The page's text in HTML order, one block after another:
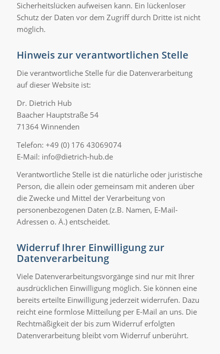
Sicherheitslücken aufweisen kann. Ein lückenloser
Schutz der Daten vor dem Zugriff durch Dritte ist nicht
möglich.
Hinweis zur verantwortlichen Stelle
Die verantwortliche Stelle für die Datenverarbeitung
auf dieser Website ist:
Dr. Dietrich Hub
Baacher Hauptstraße 54
71364 Winnenden
Telefon: +49 (0) 176 43069074
E-Mail: info@dietrich-hub.de
Verantwortliche Stelle ist die natürliche oder juristische
Person, die allein oder gemeinsam mit anderen über
die Zwecke und Mittel der Verarbeitung von
personenbezogenen Daten (z.B. Namen, E-Mail-
Adressen o. Ä.) entscheidet.
Widerruf Ihrer Einwilligung zur
Datenverarbeitung
Viele Datenverarbeitungsvorgänge sind nur mit Ihrer
ausdrücklichen Einwilligung möglich. Sie können eine
bereits erteilte Einwilligung jederzeit widerrufen. Dazu
reicht eine formlose Mitteilung per E-Mail an uns. Die
Rechtmäßigkeit der bis zum Widerruf erfolgten
Datenverarbeitung bleibt vom Widerruf unberührt.